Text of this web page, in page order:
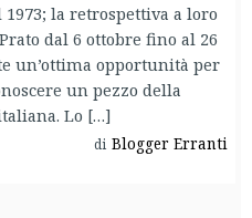
la retrospettiva a loro
dal 6 ottobre fino al 26
un’ottima opportunità per
un pezzo della
Lo […]
di Blogger Erranti